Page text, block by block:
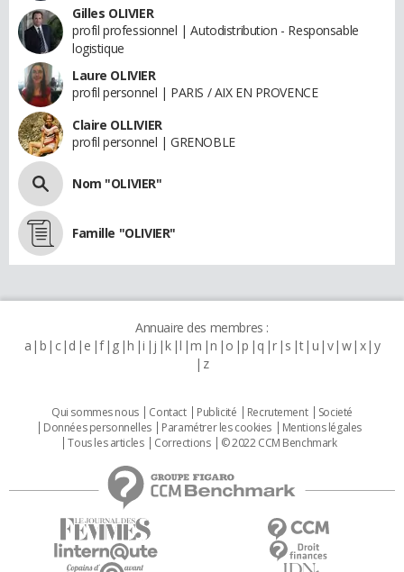
Gilles OLIVIER
profil professionnel | Autodistribution - Responsable
logistique
Laure OLIVIER
profil personnel | PARIS / AIX EN PROVENCE
Claire OLLIVIER
profil personnel | GRENOBLE
Nom "OLIVIER"
Famille "OLIVIER"
Annuaire des membres :
a b c d e f g h i j k l m n o p q r s t u v w x y
z
Qui sommes nous Contact Publicité Recrutement
Societé
Données personnelles
Paramétrer les cookies
Mentions légales
Tous les articles
Corrections © 2022 CCM Benchmark